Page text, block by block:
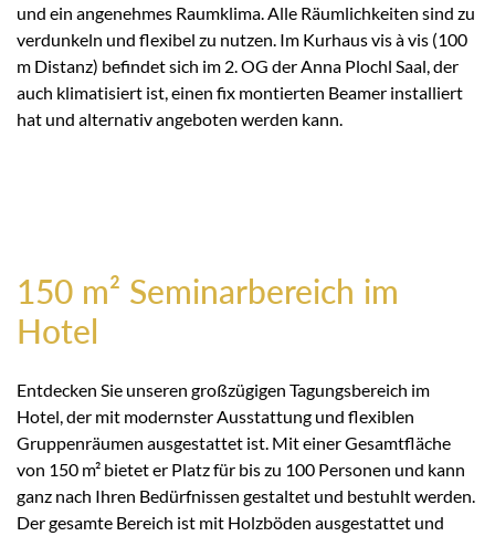
und ein angenehmes Raumklima. Alle Räumlichkeiten sind zu
verdunkeln und flexibel zu nutzen. Im Kurhaus vis à vis (100
m Distanz) befindet sich im 2. OG der Anna Plochl Saal, der
auch klimatisiert ist, einen fix montierten Beamer installiert
hat und alternativ angeboten werden kann.
150 m² Seminarbereich im
Hotel
Entdecken Sie unseren großzügigen Tagungsbereich im
Hotel, der mit modernster Ausstattung und flexiblen
Gruppenräumen ausgestattet ist. Mit einer Gesamtfläche
von 150 m² bietet er Platz für bis zu 100 Personen und kann
ganz nach Ihren Bedürfnissen gestaltet und bestuhlt werden.
Der gesamte Bereich ist mit Holzböden ausgestattet und